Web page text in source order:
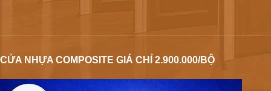
CỬA NHỰA COMPOSITE GIÁ CHỈ 2.900.000/BỘ